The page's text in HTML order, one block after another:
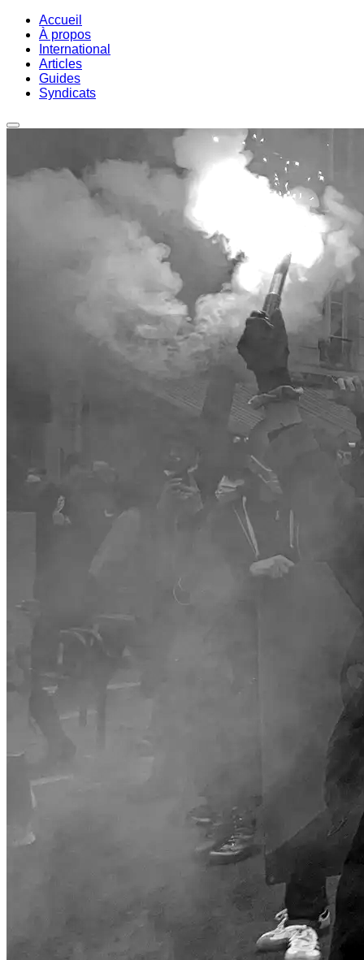
Accueil
À propos
International
Articles
Guides
Syndicats